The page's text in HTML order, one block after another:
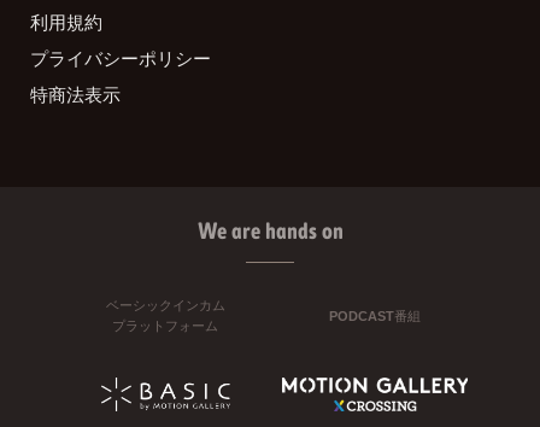
利用規約
プライバシーポリシー
特商法表示
We are hands on
ベーシックインカム
プラットフォーム
PODCAST番組